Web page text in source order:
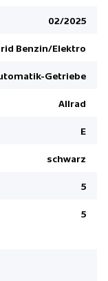
02/2025
Benzin/Elektro
Getriebe
Allrad
E
schwarz
5
5